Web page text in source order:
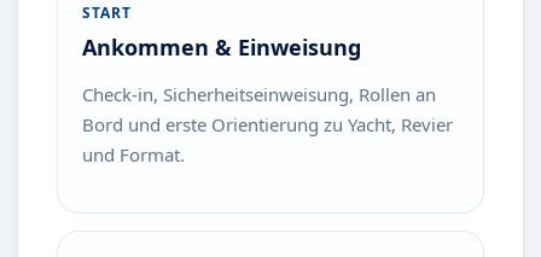
START
Ankommen & Einweisung
Check-in, Sicherheitseinweisung, Rollen an
Bord und erste Orientierung zu Yacht, Revier
und Format.